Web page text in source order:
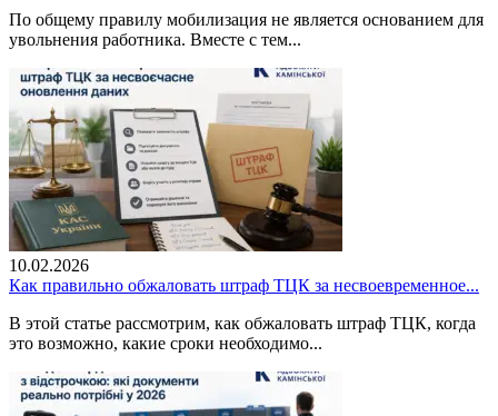
По общему правилу мобилизация не является основанием для
увольнения работника. Вместе с тем...
10.02.2026
Как правильно обжаловать штраф ТЦК за несвоевременное...
В этой статье рассмотрим, как обжаловать штраф ТЦК, когда
это возможно, какие сроки необходимо...